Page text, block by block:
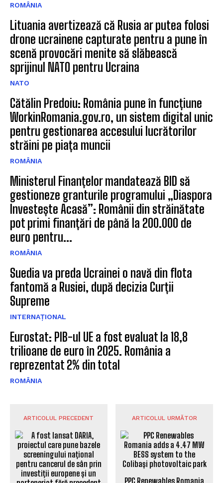
ROMÂNIA
Lituania avertizează că Rusia ar putea folosi
drone ucrainene capturate pentru a pune în
scenă provocări menite să slăbească
sprijinul NATO pentru Ucraina
NATO
Cătălin Predoiu: România pune în funcțiune
WorkinRomania.gov.ro, un sistem digital unic
pentru gestionarea accesului lucrătorilor
străini pe piața muncii
ROMÂNIA
Ministerul Finanțelor mandatează BID să
gestioneze granturile programului „Diaspora
Investește Acasă”: Românii din străinătate
pot primi finanțări de până la 200.000 de
euro pentru...
ROMÂNIA
Suedia va preda Ucrainei o navă din flota
fantomă a Rusiei, după decizia Curții
Supreme
INTERNAȚIONAL
Eurostat: PIB-ul UE a fost evaluat la 18,8
trilioane de euro în 2025. România a
reprezentat 2% din total
ROMÂNIA
ARTICOLUL PRECEDENT ARTICOLUL URMĂTOR
PPC Renewables Romania